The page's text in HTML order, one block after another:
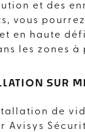
et des
vous
en haute
les zones à
SUR
de
Avisys